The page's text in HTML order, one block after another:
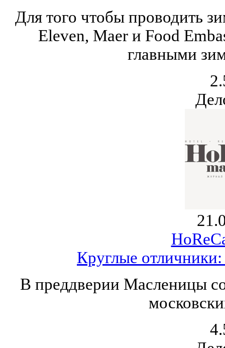
Для того чтобы проводить
Eleven, Maer и Food
главными
Круглые
В преддверии Масленицы